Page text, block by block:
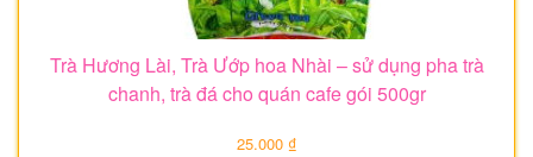
Trà Hương Lài, Trà Ướp hoa Nhài – sử dụng pha trà
chanh, trà đá cho quán cafe gói 500gr
25.000 ₫